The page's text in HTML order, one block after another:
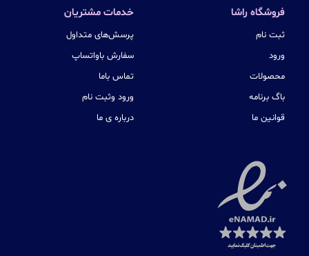
فروشگاه راشا
ثبت نام
ورود
محصولات
باگ برنامه
قوانین ما
خدمات مشتریان
پرسش‌های متداول
سفارش باواتساپ
تماس باما
ورود وثبت نام
درباره ی ما